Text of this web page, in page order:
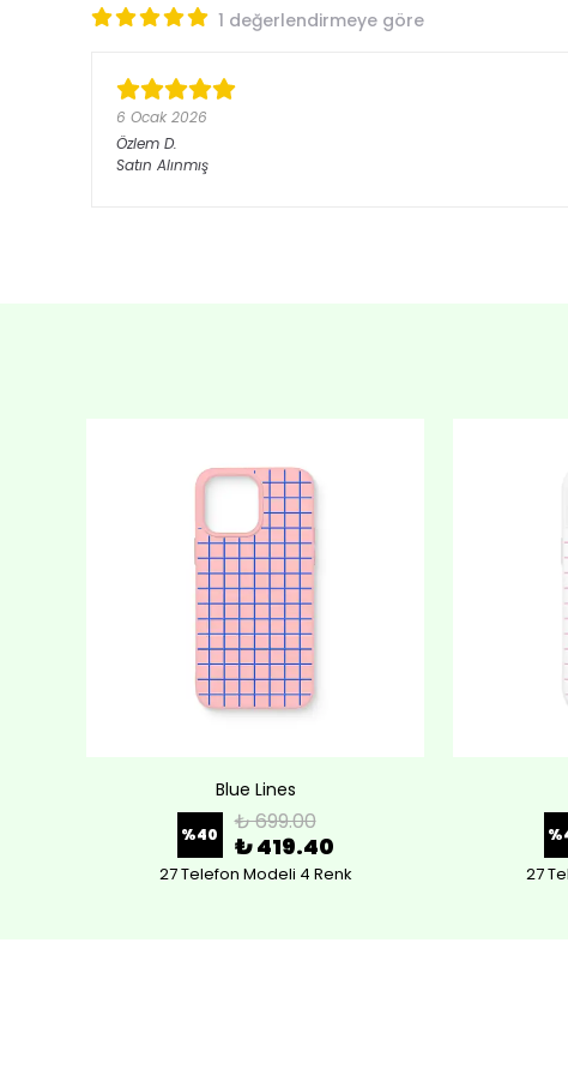
1 değerlendirmeye göre
6 Ocak 2026
Özlem D.
Satın Alınmış
Blue Lines
%40 ₺ 699.00
₺ 419.40
27 Telefon Modeli 4 Renk
%
27